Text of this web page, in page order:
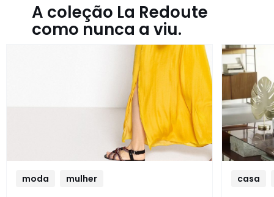
A coleção La Redoute
como nunca a viu.
moda mulher casa